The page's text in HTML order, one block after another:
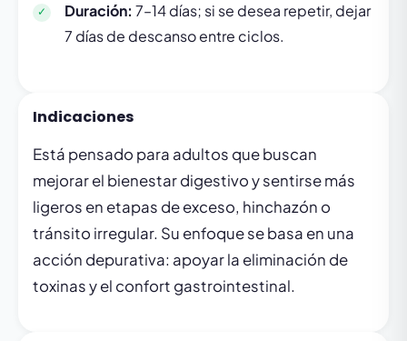
Duración: 7–14 días; si se desea repetir, dejar
7 días de descanso entre ciclos.
Indicaciones
Está pensado para adultos que buscan
mejorar el bienestar digestivo y sentirse más
ligeros en etapas de exceso, hinchazón o
tránsito irregular. Su enfoque se basa en una
acción depurativa: apoyar la eliminación de
toxinas y el confort gastrointestinal.